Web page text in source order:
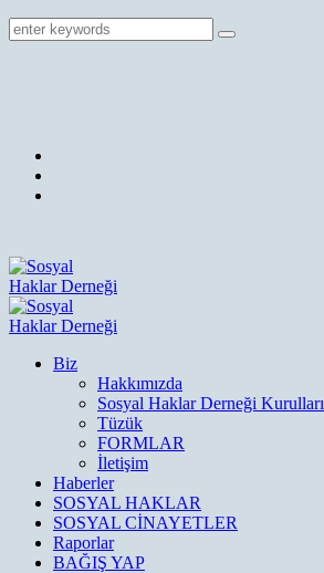
Biz
Hakkımızda
Sosyal Haklar Derneği Kurulları
Tüzük
FORMLAR
İletişim
Haberler
SOSYAL HAKLAR
SOSYAL CİNAYETLER
Raporlar
BAĞIŞ YAP